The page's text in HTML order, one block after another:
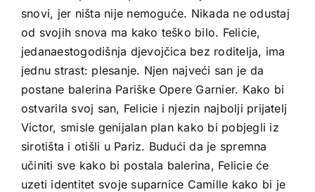
snovi, jer ništa nije nemoguće. Nikada ne odustaj
od svojih snova ma kako teško bilo. Felicie,
jedanaestogodišnja djevojčica bez roditelja, ima
jednu strast: plesanje. Njen najveći san je da
postane balerina Pariške Opere Garnier. Kako bi
ostvarila svoj san, Felicie i njezin najbolji prijatelj
Victor, smisle genijalan plan kako bi pobjegli iz
sirotišta i otišli u Pariz. Budući da je spremna
učiniti sve kako bi postala balerina, Felicie će
uzeti identitet svoje suparnice Camille kako bi je